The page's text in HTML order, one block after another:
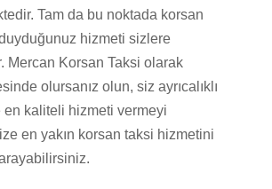
Tam da bu noktada korsan
hizmeti sizlere
Mercan Korsan Taksi olarak
olursanız olun, siz ayrıcalıklı
en kaliteli hizmeti vermeyi
en yakın korsan taksi hizmetini